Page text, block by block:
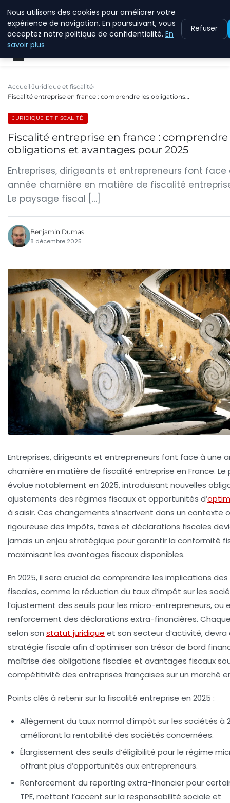
ECOMMCODE2
Accueil Juridique et fiscalité
Fiscalité entreprise en france : comprendre les obligations…
JURIDIQUE ET FISCALITÉ
Fiscalité entreprise en france : comprendre
obligations et avantages pour 2025
Entreprises, dirigeants et entrepreneurs font face
année charnière en matière de fiscalité
Le paysage fiscal […]
Benjamin Dumas
8 décembre 2025
Entreprises, dirigeants et entrepreneurs font face à une
charnière en matière de fiscalité entreprise en France. Le
évolue notablement en 2025, introduisant nouvelles
ajustements des régimes fiscaux et opportunités d’
à saisir. Ces changements s’inscrivent dans un contexte
rigoureuse des impôts, taxes et déclarations fiscales
jamais un enjeu stratégique pour garantir la conformité
maximisant les avantages fiscaux disponibles.
En 2025, il sera crucial de comprendre les implications
fiscales, comme la réduction du taux d’impôt sur les
l’ajustement des seuils pour les micro-entrepreneurs, ou
renforcement des déclarations extra-financières.
selon son statut juridique et son secteur d’activité,
stratégie fiscale afin d’optimiser son trésor de bord
maîtrise des obligations fiscales et avantages fiscaux
compétitivité des entreprises françaises sur un marché
Points clés à retenir sur la fiscalité entreprise en 2025 :
Allègement du taux normal d’impôt sur les sociétés à
améliorant la rentabilité des sociétés concernées.
Élargissement des seuils d’éligibilité pour le régime
offrant plus d’opportunités aux entrepreneurs.
Renforcement du reporting extra-financier pour
TPE, mettant l’accent sur la responsabilité sociale et
Nous utilisons des cookies pour améliorer votre
expérience de navigation. En poursuivant, vous
acceptez notre politique de confidentialité. En
savoir plus
Refuser